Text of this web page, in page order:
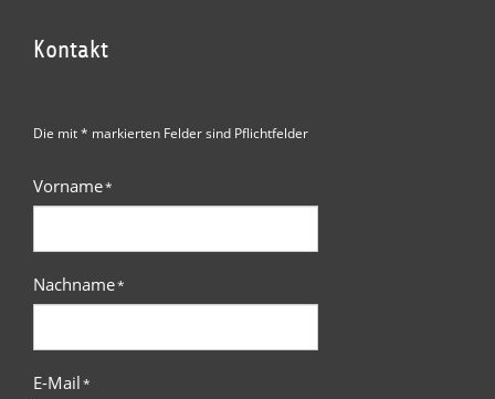
Kontakt
Die mit * markierten Felder sind Pflichtfelder
Vorname*
Nachname*
E-Mail*